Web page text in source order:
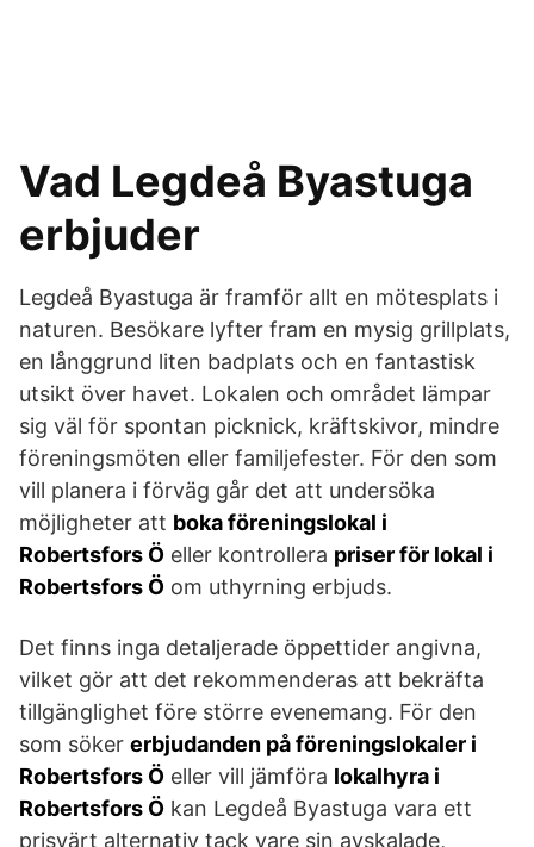
Vad Legdeå Byastuga
erbjuder
Legdeå Byastuga är framför allt en mötesplats i
naturen. Besökare lyfter fram en mysig grillplats,
en långgrund liten badplats och en fantastisk
utsikt över havet. Lokalen och området lämpar
sig väl för spontan picknick, kräftskivor, mindre
föreningsmöten eller familjefester. För den som
vill planera i förväg går det att undersöka
möjligheter att boka föreningslokal i
Robertsfors Ö eller kontrollera priser för lokal i
Robertsfors Ö om uthyrning erbjuds.
Det finns inga detaljerade öppettider angivna,
vilket gör att det rekommenderas att bekräfta
tillgänglighet före större evenemang. För den
som söker erbjudanden på föreningslokaler i
Robertsfors Ö eller vill jämföra lokalhyra i
Robertsfors Ö kan Legdeå Byastuga vara ett
prisvärt alternativ tack vare sin avskalade,